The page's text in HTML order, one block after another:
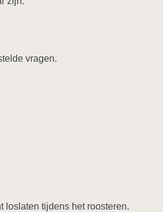
vragen.
loslaten tijdens het roosteren.